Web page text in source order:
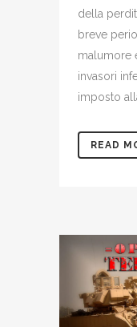
della
breve
malumore
invasori
imposto
READ